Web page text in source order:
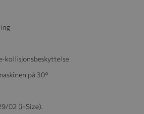
kollisjonsbeskyttelse
på 30°
02 (i-Size).